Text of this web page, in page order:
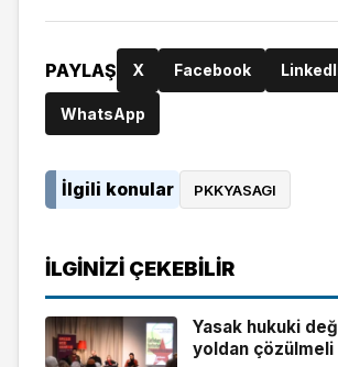
PAYLAŞ X Facebook
WhatsApp
İlgili konular PKKYASAGI
İLGINIZI ÇEKEBILIR
Yasak hukuki
yoldan çözülmeli